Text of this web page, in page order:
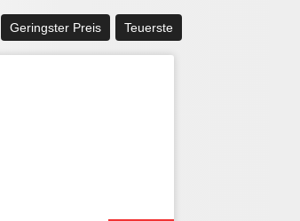
Geringster Preis Teuerste